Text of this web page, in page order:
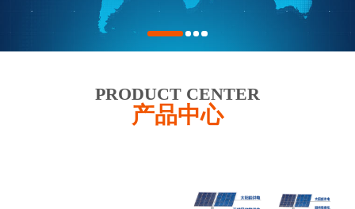
PRODUCT CENTER
产品中心